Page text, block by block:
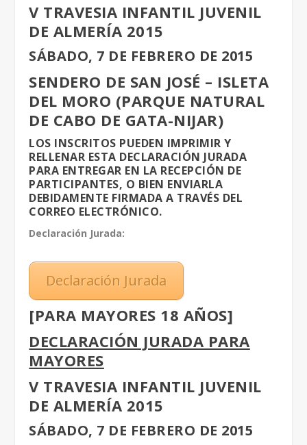
V TRAVESIA INFANTIL JUVENIL
DE ALMERÍA 2015
SÁBADO, 7 DE FEBRERO DE 2015
SENDERO DE SAN JOSÉ – ISLETA
DEL MORO (PARQUE NATURAL
DE CABO DE GATA-NIJAR)
LOS INSCRITOS PUEDEN IMPRIMIR Y
RELLENAR ESTA DECLARACIÓN JURADA
PARA ENTREGAR EN LA RECEPCIÓN DE
PARTICIPANTES, O BIEN ENVIARLA
DEBIDAMENTE FIRMADA A TRAVÉS DEL
CORREO ELECTRÓNICO.
Declaración Jurada:
Declaración Jurada
[PARA MAYORES 18 AÑOS]
DECLARACIÓN JURADA PARA
MAYORES
V TRAVESIA INFANTIL JUVENIL
DE ALMERÍA 2015
SÁBADO, 7 DE FEBRERO DE 2015